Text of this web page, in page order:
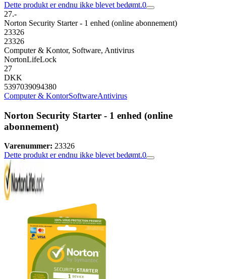
Dette produkt er endnu ikke blevet bedømt.0
27.-
Norton Security Starter - 1 enhed (online abonnement)
23326
23326
Computer & Kontor, Software, Antivirus
NortonLifeLock
27
DKK
5397039094380
Computer & KontorSoftwareAntivirus
Norton Security Starter - 1 enhed (online
abonnement)
Varenummer: 23326
Dette produkt er endnu ikke blevet bedømt.0